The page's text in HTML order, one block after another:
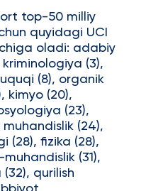
top-50 milliy
quyidagi UCI
oladi: adabiy
(3),
(8), organik
kimyo (20),
(23),
(24),
(28), fizika (28),
(31),
qurilish